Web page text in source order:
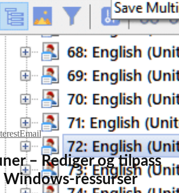
Email
– Rediger og tilpass
Windows-ressurser